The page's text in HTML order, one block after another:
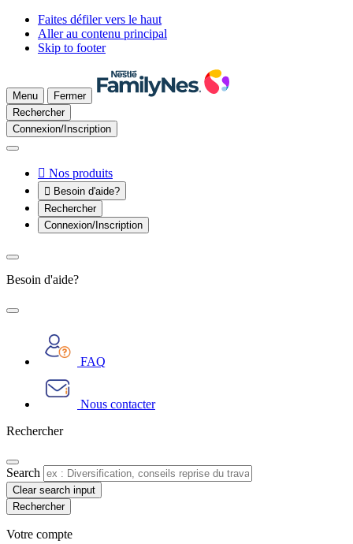
Faites défiler vers le haut
Aller au contenu principal
Skip to footer
Menu
Fermer
Rechercher
Connexion/Inscription
 Nos produits
 Besoin d'aide?
Rechercher
Connexion/Inscription
Besoin d'aide?
FAQ
Nous contacter
Rechercher
Search
Clear search input
Votre compte​